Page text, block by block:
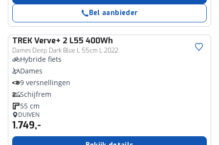
Bel aanbieder
TREKVerve+ 2 L55 400Wh
Dames Deep Dark Blue L 55cm L 2022
Hybride fiets
Dames
9 versnellingen
Schijfrem
55 cm
DUIVEN
1.749,-